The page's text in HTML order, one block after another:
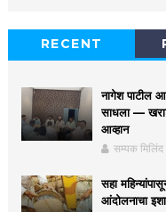
RECENT
नागेश पाटील
साधला —
आव्हान
सम्यक मिलिंद
सहा
आंदोलनाचा